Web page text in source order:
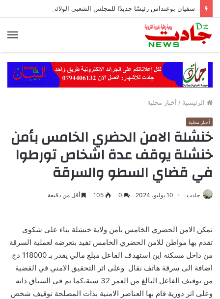
الرئيسية / أخبار محلية
أخبار محلية
خنشلة الامن الحضري الخامس بأمن
خنشلة يوقف عدة اشخاص تورطوا
في قضاي السطو والسرقة
جادت 10 يوليو، 2024 0
105 أقل من دقيقة
تمكن الامن الحضري الخامس بأمن ولاية خنشلة بناء على شكوى
تقدم بها مواطن للامن الحضري الخامس تفيد بتعرضه لعملية السرقة
من داخل مسكنه اين استهدف الفاعل مبلغ مالي يقدر بـ 118000 دج
اضافة الى سرقة هاتف نقال وعلى اثر التحقيق الامني في القضية
من توقيف الفاعل البالغ من العمر 32 سنة،كما تم في السياق ذاته
وعلى اثر دورية قام بها العناصر الامنية بذات المصلحة توقيف شخص